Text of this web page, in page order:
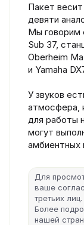
Пакет
девяти
Мы говорим
Sub 37,
Oberheim
и Yamaha
У звуков
атмосфера,
для работы
могут
амбиентных
Для
ваше
третьих лиц.
Более
нашей